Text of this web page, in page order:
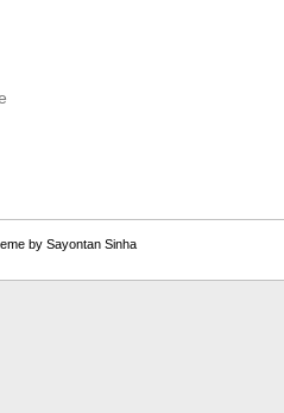
by Sayontan Sinha